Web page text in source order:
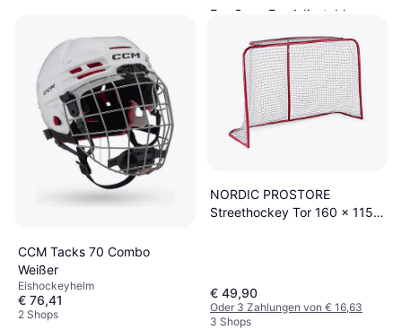
Fox Snag Ear Adjustable
€ 18,23
5 Shops
CCM Tacks 70 Combo
Weißer
Eishockeyhelm
€ 76,41
2 Shops
NORDIC PROSTORE
Streethockey Tor 160 x 115 x
€ 49,90
Oder 3 Zahlungen von € 16,63
3 Shops